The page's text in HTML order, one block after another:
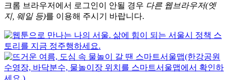
크롬 브라우저에서 로그인이 안될 경우 다른 웹브라우저(엣
지, 웨일 등)를 이용해 주시기 바랍니다.